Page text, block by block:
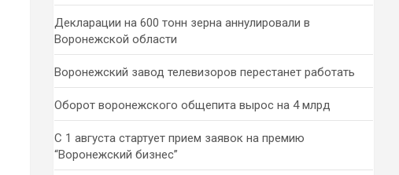
Декларации на 600 тонн зерна аннулировали в
Воронежской области
Воронежский завод телевизоров перестанет работать
Оборот воронежского общепита вырос на 4 млрд
С 1 августа стартует прием заявок на премию
“Воронежский бизнес”